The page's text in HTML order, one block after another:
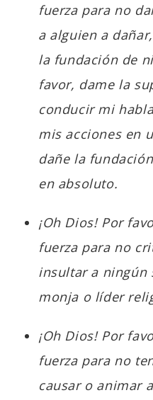
fuerza para no
a alguien a
la fundación de
favor, dame la
conducir mi
mis acciones en
dañe la
en absoluto.
¡Oh Dios! Por
fuerza para no
insultar a ningún
monja o líder
¡Oh Dios! Por
fuerza para no
causar o animar